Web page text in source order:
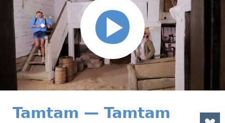
Tamtam — Tamtam